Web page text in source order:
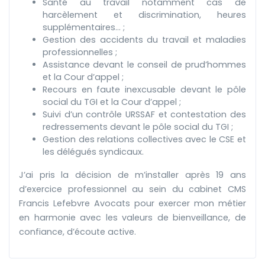
Santé au travail notamment cas de
harcèlement et discrimination, heures
supplémentaires… ;
Gestion des accidents du travail et maladies
professionnelles ;
Assistance devant le conseil de prud’hommes
et la Cour d’appel ;
Recours en faute inexcusable devant le pôle
social du TGI et la Cour d’appel ;
Suivi d’un contrôle URSSAF et contestation des
redressements devant le pôle social du TGI ;
Gestion des relations collectives avec le CSE et
les délégués syndicaux.
J’ai pris la décision de m’installer après 19 ans
d’exercice professionnel au sein du cabinet CMS
Francis Lefebvre Avocats pour exercer mon métier
en harmonie avec les valeurs de bienveillance, de
confiance, d’écoute active.